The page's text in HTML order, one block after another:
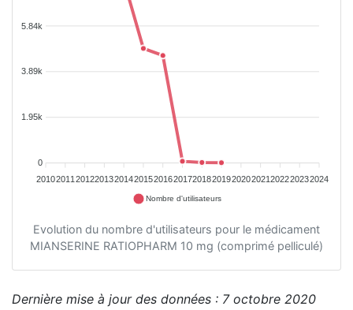
5.84k
3.89k
1.95k
0
20102011 2012201320142015201620172018201920202021 202220232024
Nombre d'utilisateurs
Evolution du nombre d'utilisateurs pour le médicament
MIANSERINE RATIOPHARM 10 mg (comprimé pelliculé)
Dernière mise à jour des données : 7 octobre 2020